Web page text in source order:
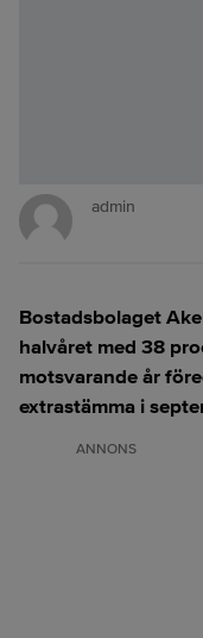
admin
Bostadsbolaget
halvåret med 38
motsvarande år
extrastämma i
ANNONS